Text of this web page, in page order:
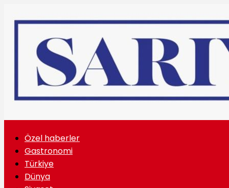
Özel haberler
Gastronomi
Türkiye
Dünya